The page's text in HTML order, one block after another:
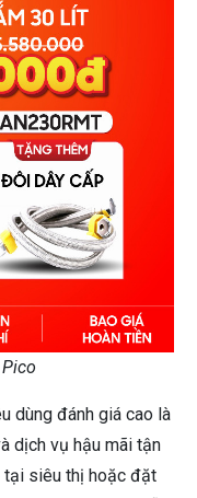
dùng đánh giá cao là
dịch vụ hậu mãi tận
tại siêu thị hoặc đặt